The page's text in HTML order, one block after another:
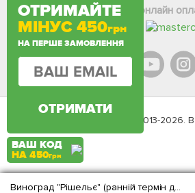
Виноград "Рішельє" (ранній термін дозрівання, соковита, солодка і велика ягода з багатим розкривається ароматом)
Варіанти онлайн
Agromarket.Copyright © 2013-2026.
ОТРИМАЙТЕ
МІНУС 450грн
НА ПЕРШЕ ЗАМОВЛЕННЯ
ОТРИМАТИ
ВАШ КОД
НА 450грн